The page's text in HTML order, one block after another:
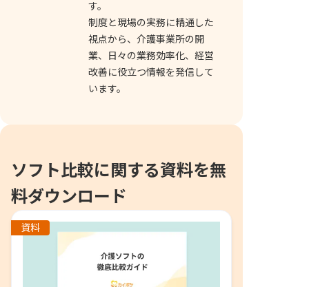
す。
制度と現場の実務に精通した
視点から、介護事業所の開
業、日々の業務効率化、経営
改善に役立つ情報を発信して
います。
ソフト比較に関する資料を無
料ダウンロード
資料